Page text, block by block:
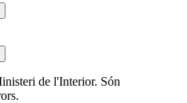
de l'Interior. Són